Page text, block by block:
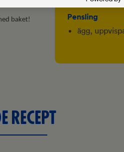
baket! Pensling
ägg,
RECEPT